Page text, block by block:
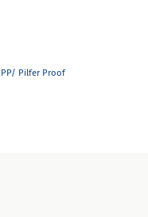
Pilfer Proof